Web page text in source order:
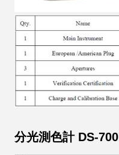
分光測色計 DS-